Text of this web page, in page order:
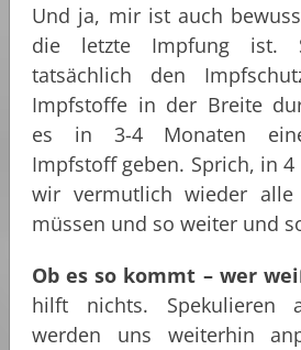
Und ja, mir ist auch
die letzte Impfung ist.
tatsächlich den
Impfstoffe in der Breite
es in 3-4 Monaten
Impfstoff geben. Sprich, in
wir vermutlich wieder alle
müssen und so weiter und
Ob es so kommt – wer
hilft nichts. Spekulieren
werden uns weiterhin